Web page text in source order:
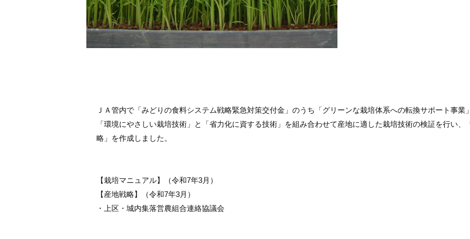
ＪＡ管内で「みどりの食料システム戦略緊急対策交付金」のうち「グリーンな栽培体系への転換サポート事業
「環境にやさしい栽培技術」と「省力化に資する技術」を組み合わせて産地に適した栽培技術の検証を行い
略」を作成しました。
【栽培マニュアル】（令和7年3月）
【産地戦略】（令和7年3月）
・上区・城内集落営農組合連絡協議会